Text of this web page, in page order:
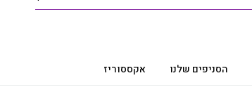
הסניפים שלנו אקססוריז